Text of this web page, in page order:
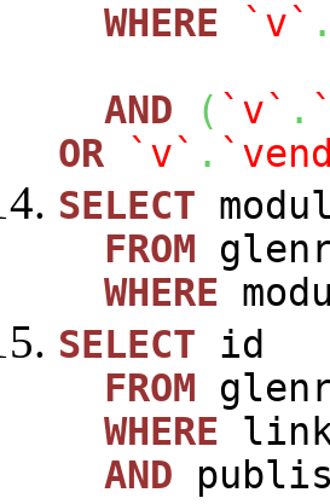
WHERE
`v` .
AND
( `v` .
OR
`v` .
SELECT
FROM
WHERE
SELECT id
FROM
WHERE
AND